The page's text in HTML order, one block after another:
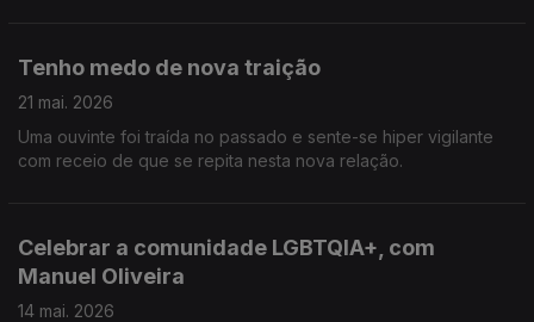
Tenho medo de nova traição
21 mai. 2026
Uma ouvinte foi traída no passado e sente-se hiper vigilante
com receio de que se repita nesta nova relação.
Celebrar a comunidade LGBTQIA+, com
Manuel Oliveira
14 mai. 2026